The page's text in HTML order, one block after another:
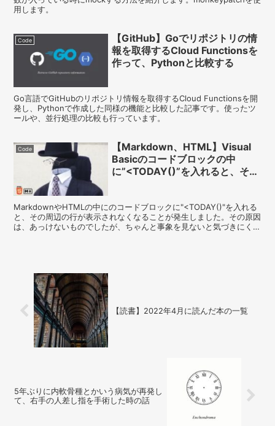
用します。
Code
【GitHub】Goでリポジトリの情
報を取得するCloud Functionsを
作って、Pythonと比較する
Go言語でGitHubのリポジトリ情報を取得するCloud Functionsを開
発し、Pythonで作成した同様の機能と比較した記事です。使ったツ
ールや、並行処理の比較も行っています。
Code
【Markdown、HTML】Visual
Basicのコードブロックの中
に”<TODAY()”を入れると、その
MarkdownやHTMLの中にのコードブロックに"<TODAY()"を入れる
と、その周辺の行が表示されなくなることが発生しました。その原因
は、あっけないものでしたが、ちゃんと事象を見ないと気づきにくい
【読書】2022年4月に読んだ本の一覧
5年ぶりに内軟骨種とかいう病気が再発し
て、右手の人差し指を手術した時の話